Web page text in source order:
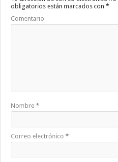
k
obligatorios están marcados con*
Comentario
Nombre*
Correo electrónico*